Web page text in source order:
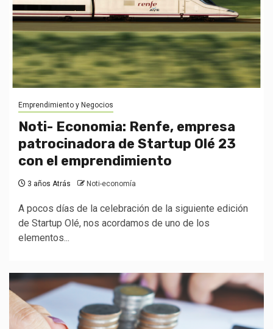
Emprendimiento y Negocios
Noti- Economia: Renfe, empresa
patrocinadora de Startup Olé 23
con el emprendimiento
3 años Atrás Noti-economía
A pocos días de la celebración de la siguiente edición
de Startup Olé, nos acordamos de uno de los
elementos...